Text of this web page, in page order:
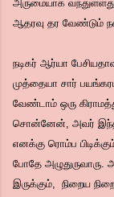
அருமையாக
ஆதரவு தர வேண்டும்
நடிகர் ஆர்யா
முத்தையா சார்
வேண்டாம் ஒரு
சொன்னேன், அவர்
எனக்கு ரொம்ப
போதே அழுதுருவாரு.
இருக்கும், நிறைய